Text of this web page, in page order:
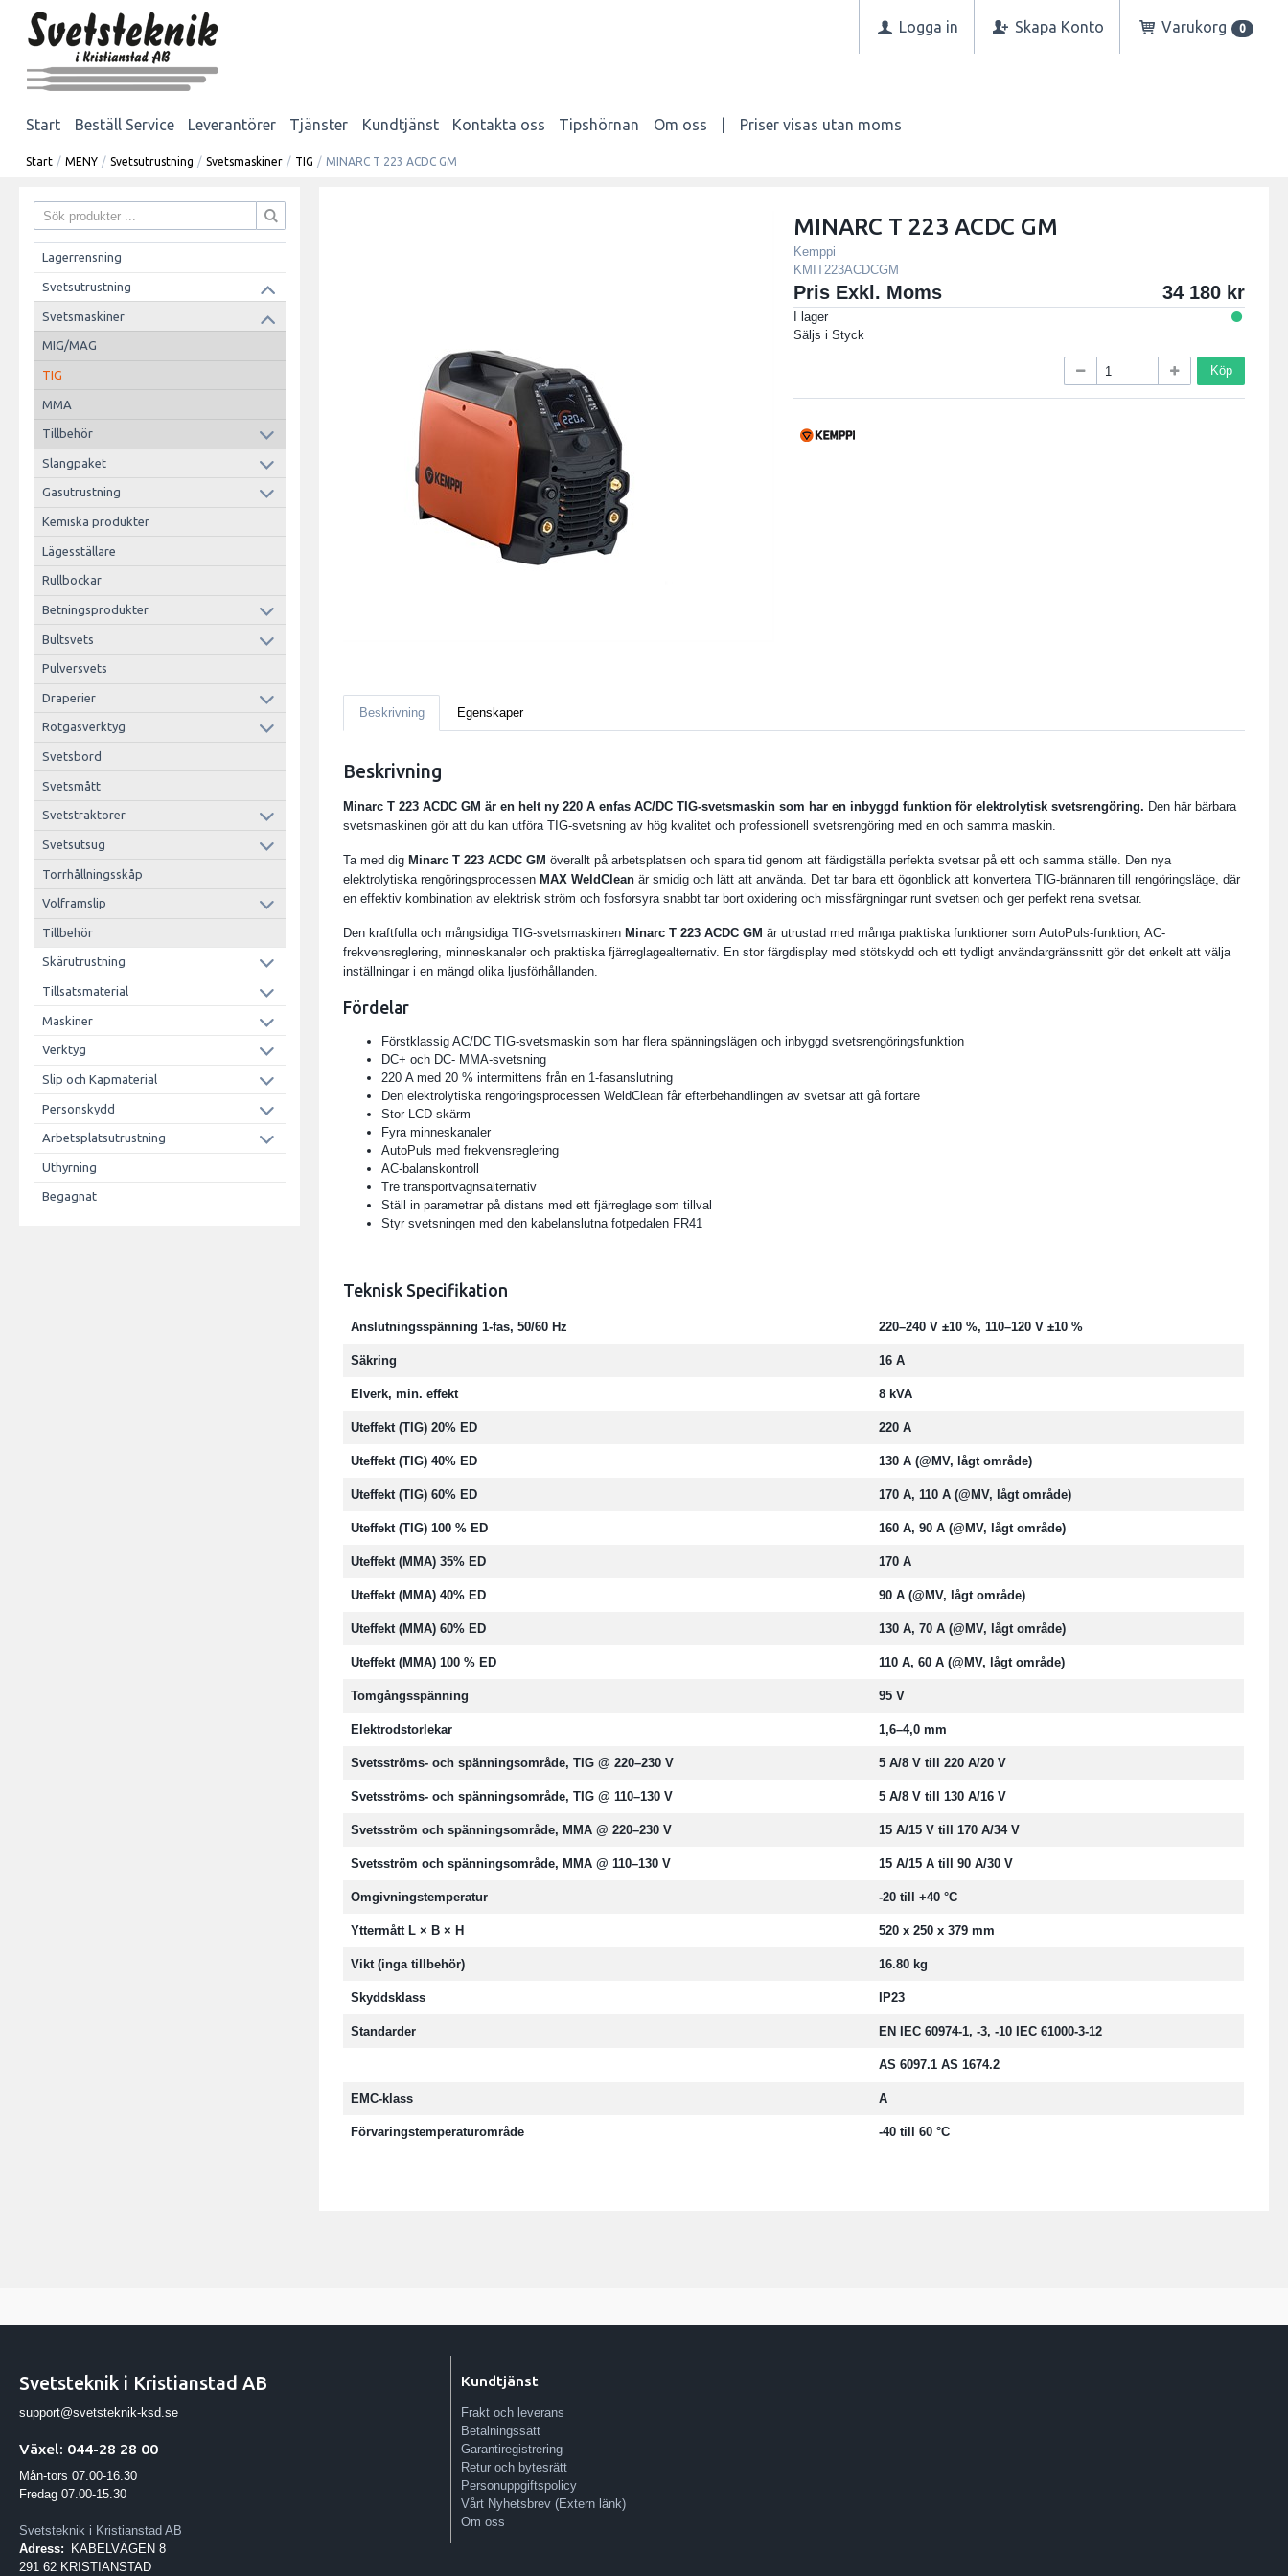
Logga in Skapa Konto Varukorg 0
Start Beställ Service Leverantörer Tjänster Kundtjänst Kontakta oss Tipshörnan Om oss Priser visas utan moms
Start / MENY / Svetsutrustning / Svetsmaskiner / TIG / MINARC T 223 ACDC GM
Lagerrensning
Svetsutrustning
Svetsmaskiner
MIG/MAG
TIG
MMA
Tillbehör
Slangpaket
Gasutrustning
Kemiska produkter
Lägesställare
Rullbockar
Betningsprodukter
Bultsvets
Pulversvets
Draperier
Rotgasverktyg
Svetsbord
Svetsmått
Svetstraktorer
Svetsutsug
Torrhållningsskåp
Volframslip
Tillbehör
Skärutrustning
Tillsatsmaterial
Maskiner
Verktyg
Slip och Kapmaterial
Personskydd
Arbetsplatsutrustning
Uthyrning
Begagnat
MINARC T 223 ACDC GM
Kemppi
KMIT223ACDCGM
Pris Exkl. Moms 34 180
I lager
Säljs iStyck
Köp
Beskrivning Egenskaper
Beskrivning
Minarc T 223 ACDC GM är en helt ny 220 A enfas AC/DC TIG-svetsmaskin som har en inbyggd funktion för elektrolytisk svetsrengöring. Den här bärbara
svetsmaskinen gör att du kan utföra TIG-svetsning av hög kvalitet och professionell svetsrengöring med en och samma maskin.
Ta med digMinarc T 223 ACDC GM överallt på arbetsplatsen och spara tid genom att färdigställa perfekta svetsar på ett och samma ställe. Den nya
elektrolytiska rengöringsprocessenMAX WeldClean är smidig och lätt att använda. Det tar bara ett ögonblick att konvertera TIG-brännaren till rengöringsläge, där
en effektiv kombination av elektrisk ström och fosforsyra snabbt tar bort oxidering och missfärgningar runt svetsen och ger perfekt rena svetsar.
Den kraftfulla och mångsidiga TIG-svetsmaskinenMinarc T 223 ACDC GM är utrustad med många praktiska funktioner som AutoPuls-funktion, AC-
frekvensreglering, minneskanaler och praktiska fjärreglagealternativ. En stor färgdisplay med stötskydd och ett tydligt användargränssnitt gör det enkelt att välja
inställningar i en mängd olika ljusförhållanden.
Fördelar
Förstklassig AC/DC TIG-svetsmaskin som har flera spänningslägen och inbyggd svetsrengöringsfunktion
DC+ och DC- MMA-svetsning
220 A med 20 % intermittens från en 1-fasanslutning
Den elektrolytiska rengöringsprocessen WeldClean får efterbehandlingen av svetsar att gå fortare
Stor LCD-skärm
Fyra minneskanaler
AutoPuls med frekvensreglering
AC-balanskontroll
Tre transportvagnsalternativ
Ställ in parametrar på distans med ett fjärreglage som tillval
Styr svetsningen med den kabelanslutna fotpedalen FR41
Teknisk Specifikation
Anslutningsspänning 1-fas, 50/60 Hz 220–240 V ±10 %, 110–120 V ±10 %
Säkring 16 A
Elverk, min. effekt 8 kVA
Uteffekt (TIG) 20% ED 220 A
Uteffekt (TIG) 40% ED 130 A (@MV, lågt område)
Uteffekt (TIG) 60% ED 170 A, 110 A (@MV, lågt område)
Uteffekt (TIG) 100 % ED 160 A, 90 A (@MV, lågt område)
Uteffekt (MMA) 35% ED 170 A
Uteffekt (MMA) 40% ED 90 A (@MV, lågt område)
Uteffekt (MMA) 60% ED 130 A, 70 A (@MV, lågt område)
Uteffekt (MMA) 100 % ED 110 A, 60 A (@MV, lågt område)
Tomgångsspänning 95 V
Elektrodstorlekar 1,6–4,0 mm
Svetsströms- och spänningsområde, TIG @ 220–230 V 5 A/8 V till 220 A/20 V
Svetsströms- och spänningsområde, TIG @ 110–130 V 5 A/8 V till 130 A/16 V
Svetsström och spänningsområde, MMA @ 220–230 V 15 A/15 V till 170 A/34 V
Svetsström och spänningsområde, MMA @ 110–130 V 15 A/15 A till 90 A/30 V
Omgivningstemperatur -20 till +40 °C
Yttermått L × B × H 520 x 250 x 379 mm
Vikt (inga tillbehör) 16.80 kg
Skyddsklass IP23
Standarder EN IEC 60974-1, -3, -10 IEC 61000-3-12
AS 6097.1 AS 1674.2
EMC-klass A
Förvaringstemperaturområde -40 till 60 °C
Svetsteknik i Kristianstad AB
support@svetsteknik-ksd.se
Växel: 044-28 28 00
Mån-tors 07.00-16.30
Fredag 07.00-15.30
Svetsteknik i Kristianstad AB
Adress:
KABELVÄGEN 8
291 62 KRISTIANSTAD
Kundtjänst
Frakt och leverans
Betalningssätt
Garantiregistrering
Retur och bytesrätt
Personuppgiftspolicy
Vårt Nyhetsbrev (Extern länk)
Om oss